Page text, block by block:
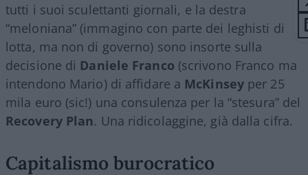
tutti i suoi sculettanti giornali, e la destra
“meloniana” (immagino con parte dei leghisti di
lotta, ma non di governo) sono insorte sulla
decisione di Daniele Franco (scrivono Franco ma
intendono Mario) di affidare a McKinseyper 25
mila euro (sic!) una consulenza per la “stesura” del
Recovery Plan. Una ridicolaggine, già dalla cifra.
Capitalismo burocratico